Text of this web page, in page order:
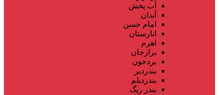
آب پخش
آبدان
امام حسن
انارستان
اهرم
برازجان
بردخون
بندردیر
بندردیلم
بندر ریگ